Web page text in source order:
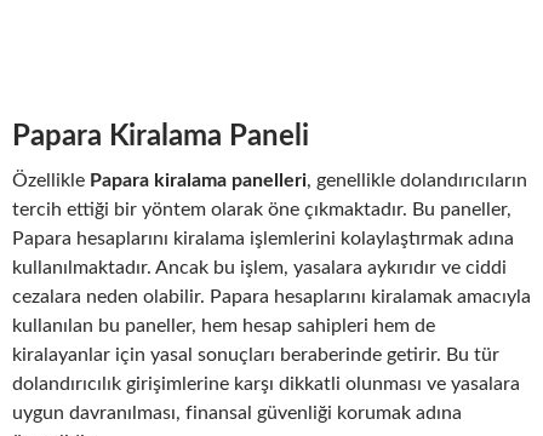
Papara Kiralama Paneli
Özellikle Papara kiralama panelleri, genellikle dolandırıcıların
tercih ettiği bir yöntem olarak öne çıkmaktadır. Bu paneller,
Papara hesaplarını kiralama işlemlerini kolaylaştırmak adına
kullanılmaktadır. Ancak bu işlem, yasalara aykırıdır ve ciddi
cezalara neden olabilir. Papara hesaplarını kiralamak amacıyla
kullanılan bu paneller, hem hesap sahipleri hem de
kiralayanlar için yasal sonuçları beraberinde getirir. Bu tür
dolandırıcılık girişimlerine karşı dikkatli olunması ve yasalara
uygun davranılması, finansal güvenliği korumak adına